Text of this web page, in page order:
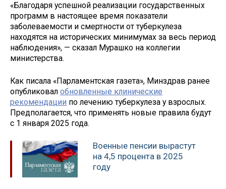
«Благодаря успешной реализации государственных
программ в настоящее время показатели
заболеваемости и смертности от туберкулеза
находятся на исторических минимумах за весь период
наблюдения», — сказал Мурашко на коллегии
министерства.
Как писала «Парламентская газета», Минздрав ранее
опубликовал обновленные клинические
рекомендации по лечению туберкулеза у взрослых.
Предполагается, что применять новые правила будут
с 1 января 2025 года.
Военные пенсии вырастут
на 4,5 процента в 2025
году